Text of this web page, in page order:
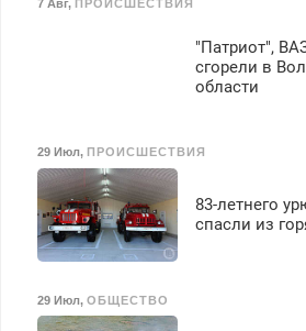
7 Авг, ПРОИСШЕСТВИЯ
"Патриот",
сгорели в
области
29 Июл, ПРОИСШЕСТВИЯ
83-летнего
спасли из
29 Июл, ОБЩЕСТВО